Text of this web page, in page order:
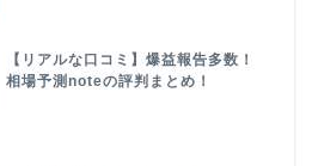
【リアルな口コミ】爆益報告多数！
相場予測noteの評判まとめ！